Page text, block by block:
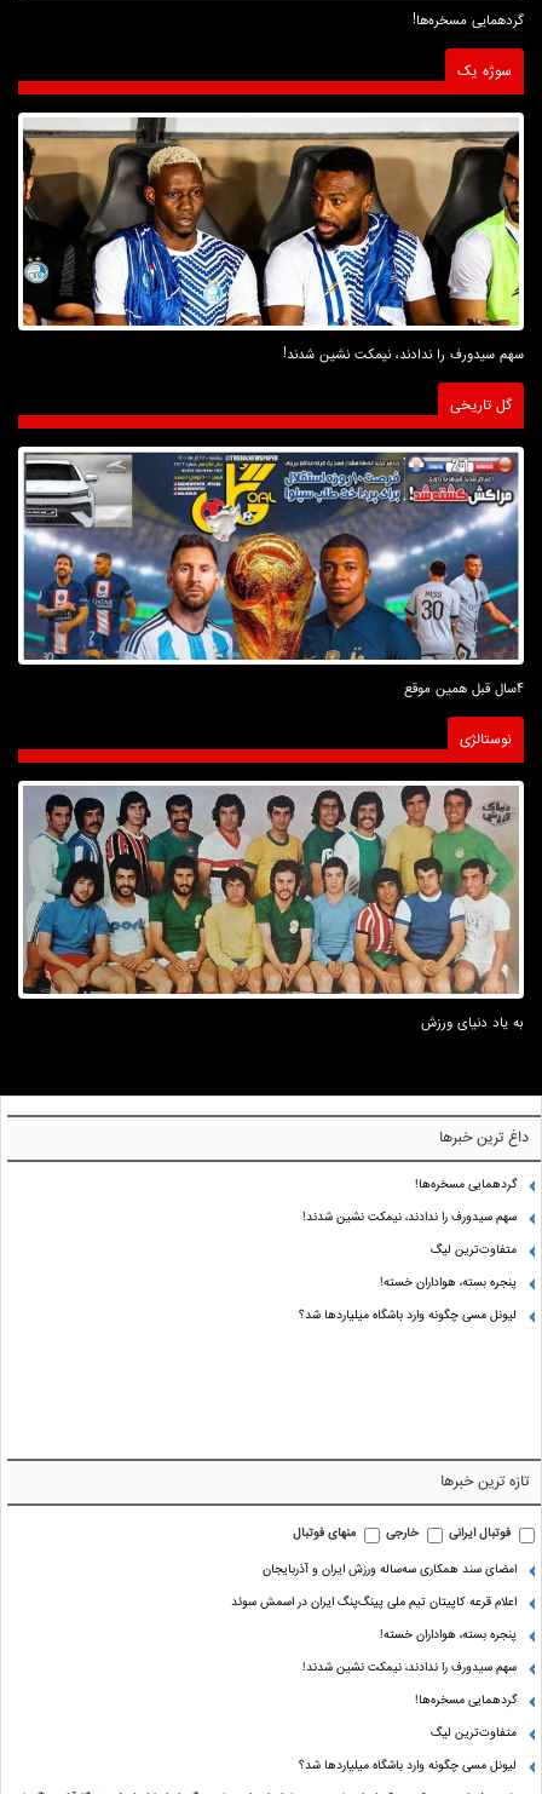
گردهمایی مسخره‌ها!
سوژه یک
سهم سیدورف را ندادند، نیمکت نشین شدند!
گل تاریخی
4سال قبل همین موقع
نوستالژی
به یاد دنیای ورزش
داغ ترین خبرها
گردهمایی مسخره‌ها!
سهم سیدورف را ندادند، نیمکت نشین شدند!
متفاوت‌ترین لیگ
پنجره بسته، هواداران خسته!
لیونل مسی چگونه وارد باشگاه میلیاردها شد؟
تازه ترین خبرها
فوتبال ایرانی خارجی
منهای فوتبال
امضای سند همکاری سه‌ساله ورزش ایران و آذربایجان
اعلام قرعه کاپیتان تیم ملی پینگ‌پنگ ایران در اسمش سوئد
پنجره بسته، هواداران خسته!
سهم سیدورف را ندادند، نیمکت نشین شدند!
گردهمایی مسخره‌ها!
متفاوت‌ترین لیگ
لیونل مسی چگونه وارد باشگاه میلیاردها شد؟